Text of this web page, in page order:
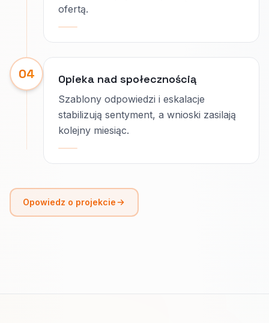
ofertą.
04 Opieka nad społecznością
Szablony odpowiedzi i eskalacje
stabilizują sentyment, a wnioski zasilają
kolejny miesiąc.
Opowiedz o projekcie